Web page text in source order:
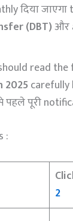
दिया
(DBT)और
read the
carefully
पूरी
:
2